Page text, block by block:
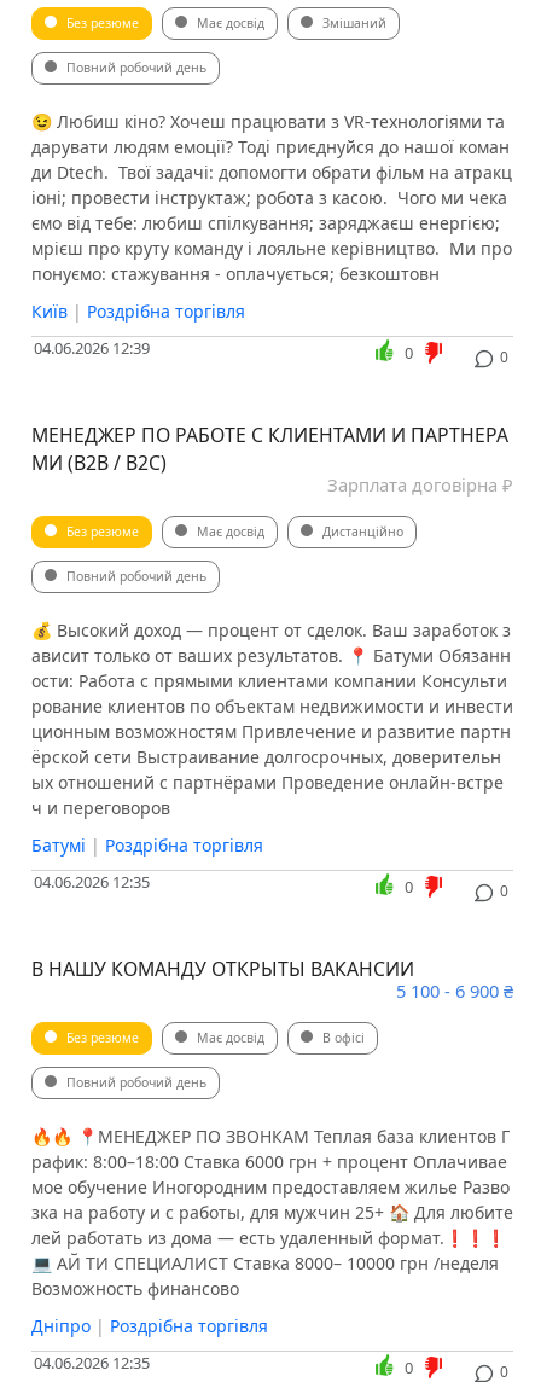
Без резюме Має досвід Змішаний
Повний робочий день
😉 Любиш кіно? Хочеш працювати з VR-технологіями та
дарувати людям емоції? Тоді приєднуйся до нашої коман
ди Dtech. ️ Твої задачі: допомогти обрати фільм на атракц
іоні; провести інструктаж; робота з касою. ️ Чого ми чека
ємо від тебе: любиш спілкування; заряджаєш енергією;
мрієш про круту команду і лояльне керівництво. ️ Ми про
понуємо: стажування - оплачується; безкоштовн
Київ | Роздрібна торгівля
04.06.2026 12:39 0
0
МЕНЕДЖЕР ПО РАБОТЕ С КЛИЕНТАМИ И ПАРТНЕРА
МИ (B2B / B2C)
Зарплата договірна ₽
Без резюме Має досвід Дистанційно
Повний робочий день
💰 Высокий доход — процент от сделок. Ваш заработок з
ависит только от ваших результатов. 📍 Батуми Обязанн
ости: Работа с прямыми клиентами компании Консульти
рование клиентов по объектам недвижимости и инвести
ционным возможностям Привлечение и развитие партн
ёрской сети Выстраивание долгосрочных, доверительн
ых отношений с партнёрами Проведение онлайн-встре
ч и переговоров
Батумі | Роздрібна торгівля
04.06.2026 12:35 0
0
В НАШУ КОМАНДУ ОТКРЫТЫ ВАКАНСИИ
5 100 - 6 900 ₴
Без резюме Має досвід В офісі
Повний робочий день
🔥🔥 📍МЕНЕДЖЕР ПО ЗВОНКАМ Теплая база клиентов Г
рафик: 8:00–18:00 Ставка 6000 грн + процент Оплачивае
мое обучение Иногородним предоставляем жилье Разво
зка на работу и с работы, для мужчин 25+ 🏠 Для любите
лей работать из дома — есть удаленный формат.❗️❗️❗️
💻 АЙ ТИ СПЕЦИАЛИСТ Ставка 8000– 10000 грн /неделя
Возможность финансово
Дніпро | Роздрібна торгівля
04.06.2026 12:35 0
0